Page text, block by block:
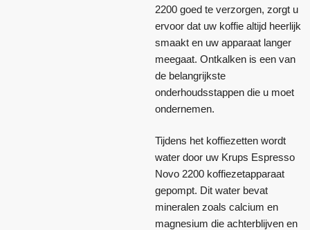
2200 goed te verzorgen, zorgt u
ervoor dat uw koffie altijd heerlijk
smaakt en uw apparaat langer
meegaat. Ontkalken is een van
de belangrijkste
onderhoudsstappen die u moet
ondernemen.
Tijdens het koffiezetten wordt
water door uw Krups Espresso
Novo 2200 koffiezetapparaat
gepompt. Dit water bevat
mineralen zoals calcium en
magnesium die achterblijven en